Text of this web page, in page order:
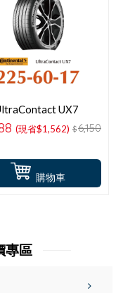
購物車
UX7
17 耐磨舒適輪胎
(現省$1,562) $6,150
專區